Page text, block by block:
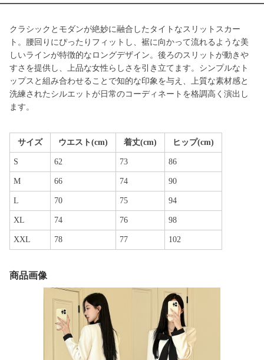
クラシックとモダンが絶妙に融合したタイトなスリットスカー
ト。腰回りにぴったりフィットし、裾に向かって流れるような美
しいラインが特徴的なロングデザイン。後ろのスリットが動きや
すさを提供し、上品な女性らしさを引き立てます。シンプルなト
ップスと組み合わせることで知的な印象を与え、上質な素材感と
洗練されたシルエットが日常のコーディネートを格調高く演出し
ます。
サイズ ウエスト(cm) 着丈(cm) ヒップ(cm)
S 62 73 86
M 66 74 90
L 70 75 94
XL 74 76 98
XXL 78 77 102
商品画像